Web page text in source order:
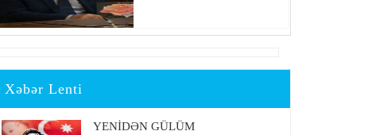
Xəbər Lenti
YENİDƏN GÜLÜM